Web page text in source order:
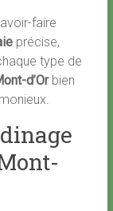
faire
précise,
type de
d’Orbien